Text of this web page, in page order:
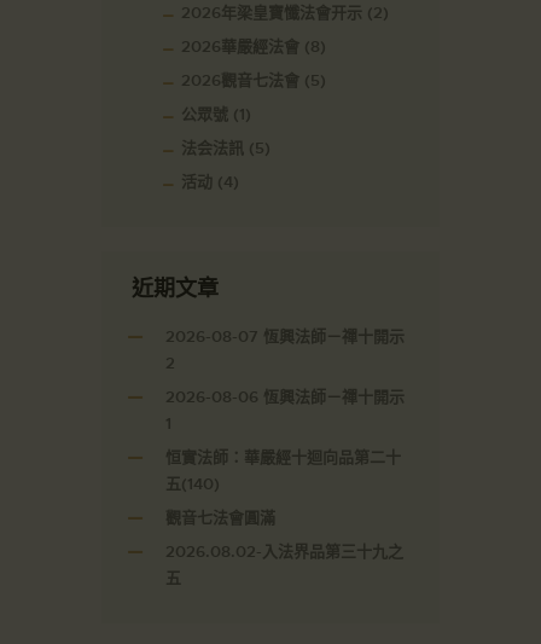
2026年梁皇寶懺法會开示 (2)
2026華嚴經法會 (8)
2026觀音七法會 (5)
公眾號 (1)
法会法訊 (5)
活动 (4)
近期文章
2026-08-07 恆興法師－禪十開示
2
2026-08-06 恆興法師－禪十開示
1
恒實法師：華嚴經十迴向品第二十
五(140)
觀音七法會圓滿
2026.08.02-入法界品第三十九之
五